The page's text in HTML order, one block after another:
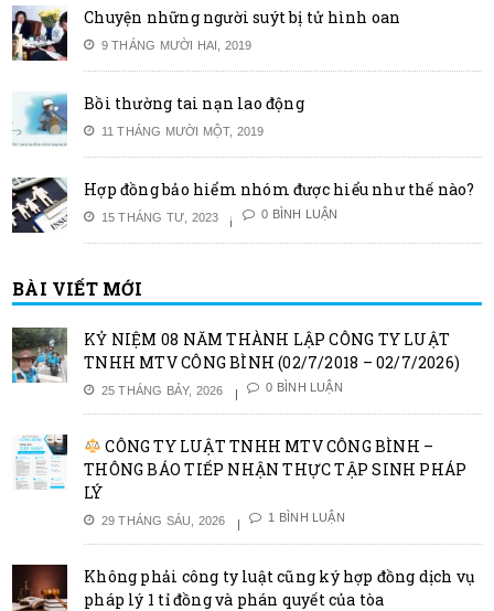
Chuyện những người suýt bị tử hình oan
9 THÁNG MƯỜI HAI, 2019
Bồi thường tai nạn lao động
11 THÁNG MƯỜI MỘT, 2019
Hợp đồng bảo hiểm nhóm được hiểu như thế nào?
15 THÁNG TƯ, 2023 0 BÌNH LUẬN
BÀI VIẾT MỚI
KỶ NIỆM 08 NĂM THÀNH LẬP CÔNG TY LUẬT
TNHH MTV CÔNG BÌNH (02/7/2018 – 02/7/2026)
25 THÁNG BẢY, 2026 0 BÌNH LUẬN
CÔNG TY LUẬT TNHH MTV CÔNG BÌNH –
THÔNG BÁO TIẾP NHẬN THỰC TẬP SINH PHÁP
LÝ
29 THÁNG SÁU, 2026 1 BÌNH LUẬN
Không phải công ty luật cũng ký hợp đồng dịch vụ
pháp lý 1 tỉ đồng và phán quyết của tòa